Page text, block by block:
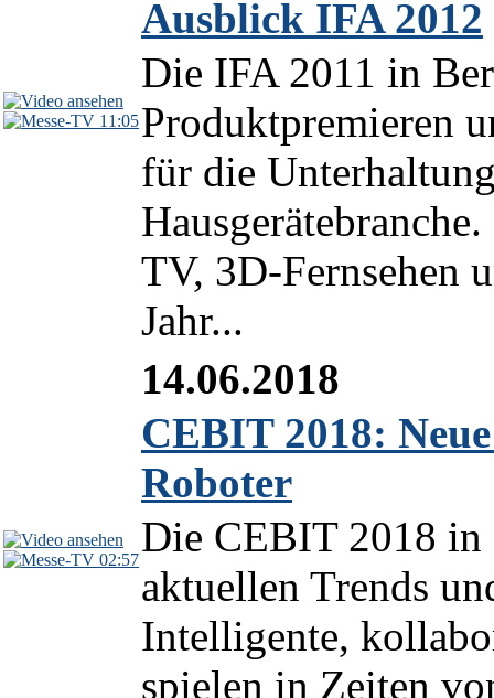
11:05
Ausblick IFA 2012
Die IFA 2011 in
Produktpremieren
für die
TV, 3D-Fernsehen
Jahr...
02:57
14.06.2018
CEBIT 2018:
Roboter
Die CEBIT 2018
aktuellen Trends
Intelligente,
spielen in Zeiten